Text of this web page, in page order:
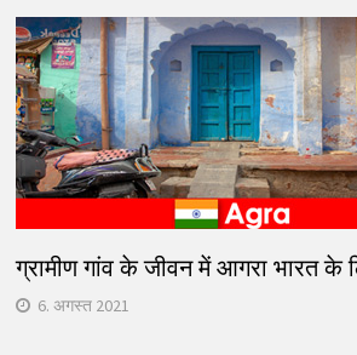
ग्रामीण गांव के जीवन में आगरा भारत के
6. अगस्त 2021